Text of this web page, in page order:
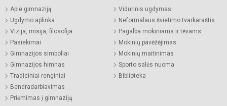
Apie gimnaziją
Ugdymo aplinka
Vizija, misija, filosofija
Pasiekimai
Gimnazijos simboliai
Gimnazijos himnas
Tradiciniai renginiai
Bendradarbiavimas
Priėmimas į gimnaziją
Vidurinis ugdymas
Neformalaus švietimo tvarkaraštis
Pagalba mokiniams ir tėvams
Mokinių pavėžėjimas
Mokinių maitinimas
Sporto salės nuoma
Biblioteka